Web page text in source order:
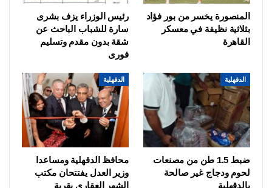
المنصورة يخسر من بور فؤاد
بثلاثية نظيفة في معسكر
القاهرة
رئيس الوزراء يزف بشرى
سارة للشباب الباحث عن
شقة بدون مقدم وتسليم
فورى
الدقهلية
ضبط 1.5 طن من مصنعات
لحوم ودجاج غير صالحة
بالدقهلية
الدقهلية
محافظ الدقهلية ومساعدا
وزير العدل يفتتحان مكتب
الشهر العقاري بقرية